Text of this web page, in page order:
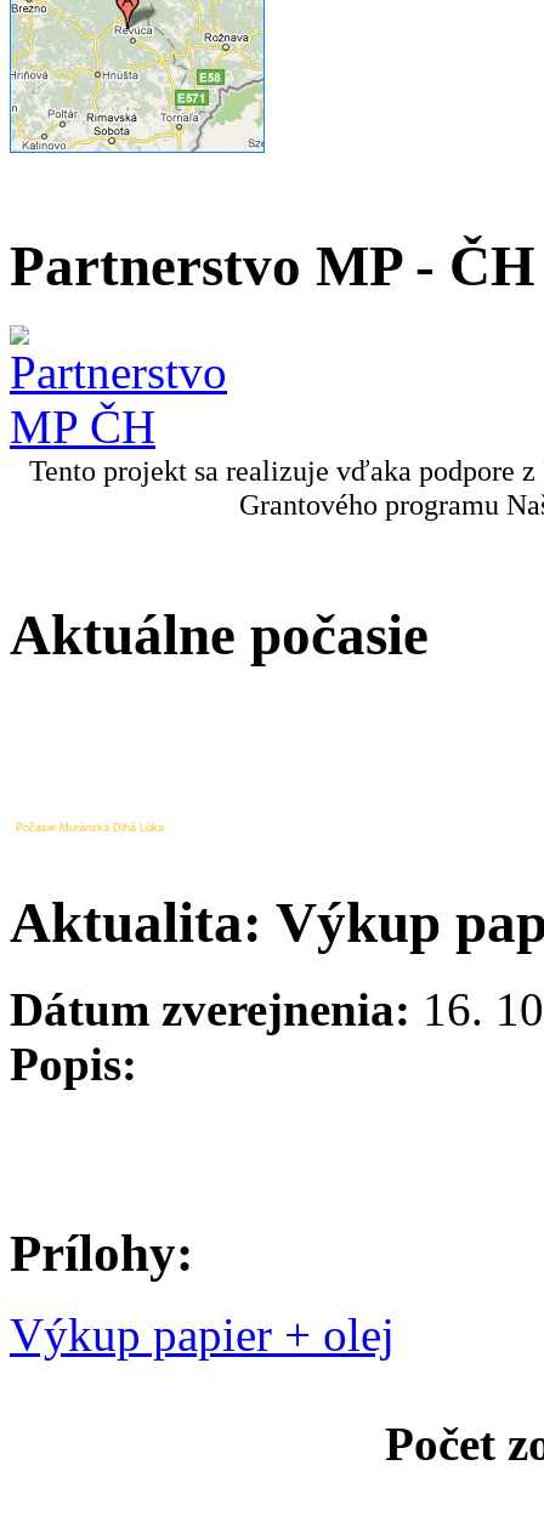
Partnerstvo MP - ČH
Tento projekt sa realizuje vďaka podpore
Grantového programu
Aktuálne počasie
Počasie Muránska Dlhá Lúka
Aktualita: Výkup
Dátum zverejnenia: 16.
Popis:
Prílohy:
Výkup papier + olej
Počet